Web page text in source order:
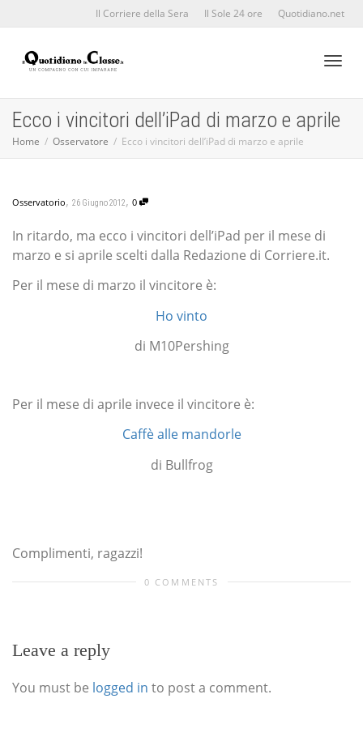
Il Corriere della Sera Il Sole 24 ore Quotidiano.net
Ecco i vincitori dell’iPad di marzo e aprile
Home Osservatore Ecco i vincitori dell’iPad di marzo e aprile
Osservatorio, 26 Giugno 2012, 0
In ritardo, ma ecco i vincitori dell’iPad per il mese di
marzo e si aprile scelti dalla Redazione di Corriere.it.
Per il mese di marzo il vincitore è:
Ho vinto
di M10Pershing
Per il mese di aprile invece il vincitore è:
Caffè alle mandorle
di Bullfrog
Complimenti, ragazzi!
0 COMMENTS
Leave a reply
You must be logged in to post a comment.